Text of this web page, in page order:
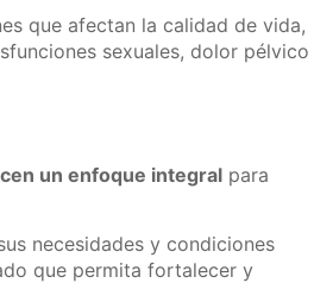
que afectan la calidad de vida,
sexuales, dolor pélvico
un enfoque integral para
necesidades y condiciones
que permita fortalecer y